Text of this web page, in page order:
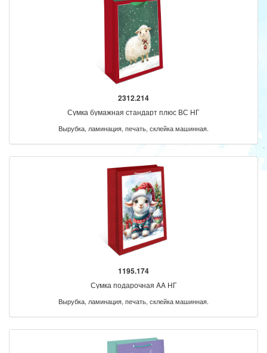
2312.214
Сумка бумажная стандарт плюс ВС НГ
Вырубка, ламинация, печать, склейка машинная.
1195.174
Сумка подарочная AA НГ
Вырубка, ламинация, печать, склейка машинная.